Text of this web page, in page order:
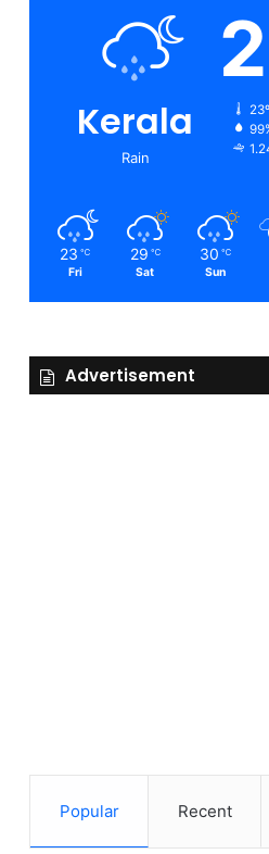
Kerala
Rain
23 ℃
Fri
29 ℃
Sat
30 ℃
Sun
Advertisement
Popular Recent